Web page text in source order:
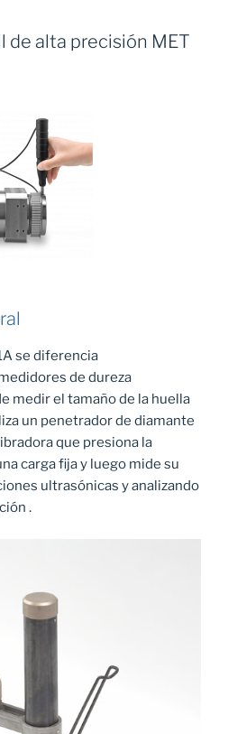
alta precisión MET
se diferencia
de dureza
medir el tamaño de la huella
un penetrador de diamante
que presiona la
carga fija y luego mide su
ultrasónicas y analizando
.